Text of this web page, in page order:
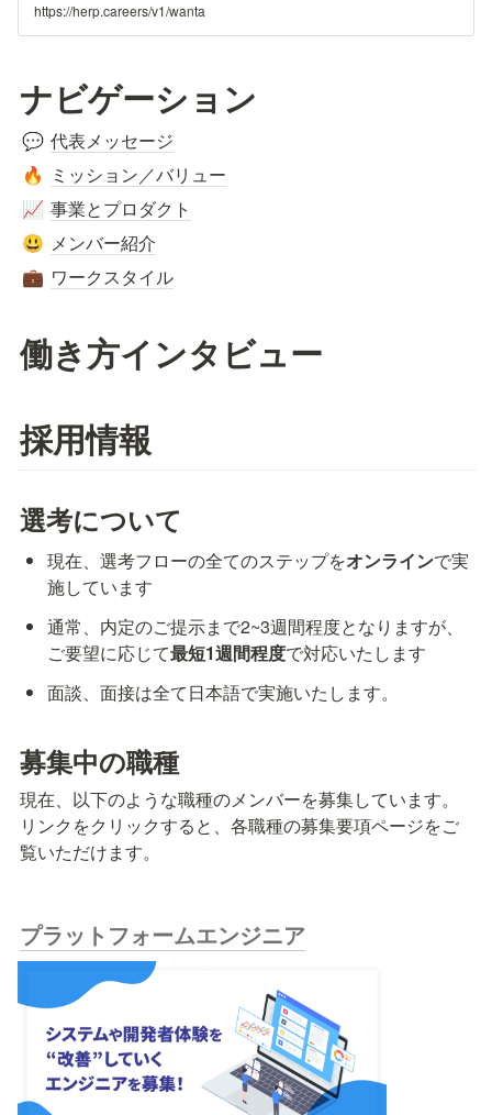
https://herp.careers/v1/wanta
ナビゲーション
💬 代表メッセージ
🔥 ミッション／バリュー
📈 事業とプロダクト
😃 メンバー紹介
💼 ワークスタイル
働き方インタビュー
採用情報
選考について
現在、選考フローの全てのステップをオンラインで実
施しています
通常、内定のご提示まで2~3週間程度となりますが、
ご要望に応じて最短1週間程度で対応いたします
面談、面接は全て日本語で実施いたします。
募集中の職種
現在、以下のような職種のメンバーを募集しています。
リンクをクリックすると、各職種の募集要項ページをご
覧いただけます。
プラットフォームエンジニア